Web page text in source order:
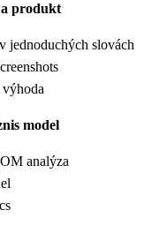
a produkt
jednoduchých slovách
model
analýza